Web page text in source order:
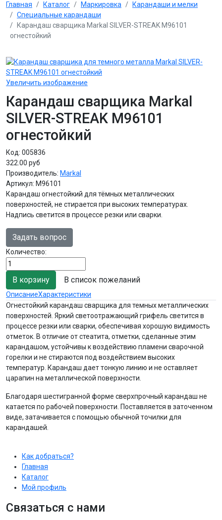
Главная Каталог Маркировка
Карандаши и мелки
Специальные карандаши
Карандаш сварщика Markal SILVER-STREAK M96101
огнестойкий
Увеличить изображение
Карандаш сварщика Markal
SILVER-STREAK M96101
огнестойкий
Код: 005836
322.00 руб
Производитель: Markal
Артикул: M96101
Карандаш огнестойкий для тёмных металлических
поверхностей, не стирается при высоких температурах.
Надпись светится в процессе резки или сварки.
Задать вопрос
Количество:
В список пожеланий
ОписаниеХарактеристики
Огнестойкий карандаш сварщика для темных металлических
поверхностей. Яркий светоотражающий грифель светится в
процессе резки или сварки, обеспечивая хорошую видимость
отметок. В отличие от стеатита, отметки, сделанные этим
карандашом, устойчивы к воздействию пламени сварочной
горелки и не стираются под воздействием высоких
температур. Карандаш дает тонкую линию и не оставляет
царапин на металлической поверхности.
Благодаря шестигранной форме сверхпрочный карандаш не
катается по рабочей поверхности. Поставляется в заточенном
виде, затачивается с помощью обычной точилки для
карандашей.
Как добраться?
Главная
Каталог
Мой профиль
Связаться с нами